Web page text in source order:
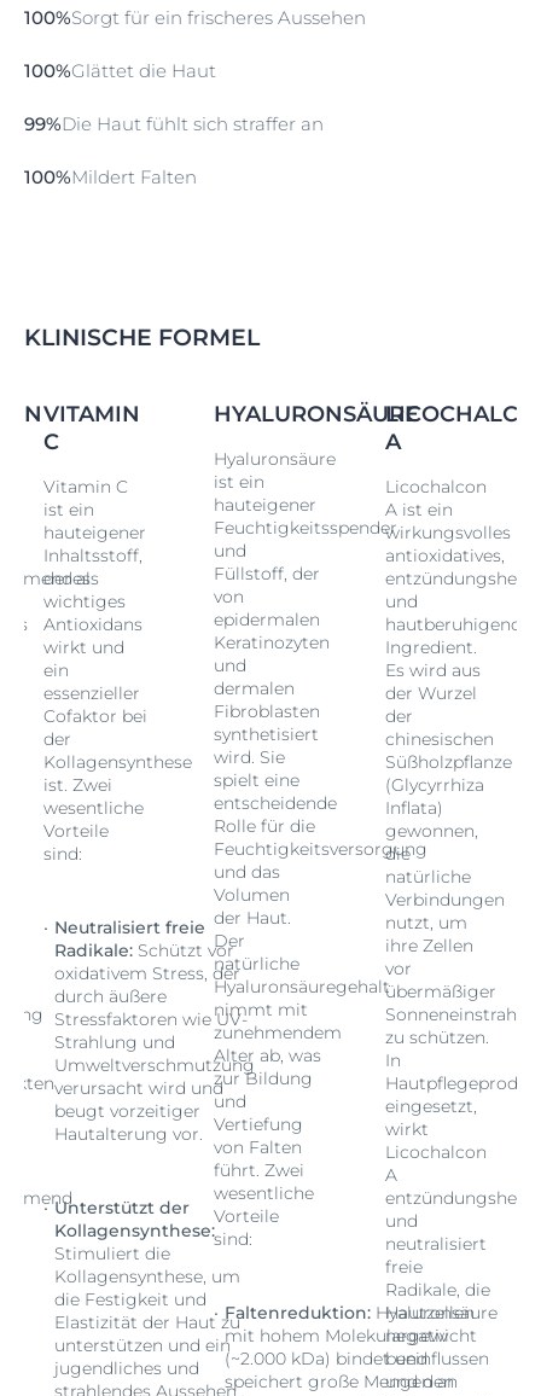
Schritt 4
abnehmen.
Schritt 5
auftragen.
100%Sorgt für ein frischeres Aussehen
100%Glättet die Haut
99%Die Haut fühlt sich straffer an
100%Mildert Falten
KLINISCHE FORMEL
VITAMIN
C
Vitamin C
ist ein
hauteigener
Inhaltsstoff,
der als
wichtiges
Antioxidans
wirkt und
ein
essenzieller
Cofaktor bei
der
Kollagensynthese
ist. Zwei
wesentliche
Vorteile
sind:
Neutralisiert freie
Radikale:Schützt vor
oxidativem Stress, der
durch äußere
Stressfaktoren wie UV-
Strahlung und
Umweltverschmutzung
verursacht wird und
beugt vorzeitiger
Hautalterung vor.
Unterstützt der
Kollagensynthese:
Stimuliert die
Kollagensynthese, um
die Festigkeit und
Elastizität der Haut zu
unterstützen und ein
jugendliches und
strahlendes Aussehen
HYALURONSÄURE
Hyaluronsäure
ist ein
hauteigener
Feuchtigkeitsspender
und
Füllstoff, der
von
epidermalen
Keratinozyten
und
dermalen
Fibroblasten
synthetisiert
wird. Sie
spielt eine
entscheidende
Rolle für die
Feuchtigkeitsversorgung
und das
Volumen
der Haut.
Der
natürliche
Hyaluronsäuregehalt
nimmt mit
zunehmendem
Alter ab, was
zur Bildung
und
Vertiefung
von Falten
führt. Zwei
wesentliche
Vorteile
sind:
Faltenreduktion: Hyaluronsäure
mit hohem Molekulargewicht
(~2.000 kDa) bindet und
speichert große Mengen an
A
Licochalcon
A ist ein
wirkungsvolles
antioxidatives,
und
hautberuhigendes
Ingredient.
Es wird aus
der Wurzel
der
chinesischen
Süßholzpflanze
(Glycyrrhiza
Inflata)
gewonnen,
die
natürliche
Verbindungen
nutzt, um
ihre Zellen
vor
übermäßiger
zu schützen.
In
eingesetzt,
wirkt
Licochalcon
A
und
neutralisiert
freie
Radikale, die
Hautzellen
negativ
beeinflussen
und den